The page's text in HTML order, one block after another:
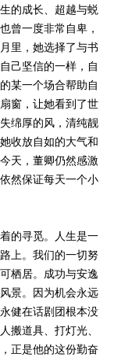
的成长、超越与蜕
曾一度非常自卑，
里，她选择了与书
己坚信的一样，自
某一个场合帮助自
窗，让她看到了世
绵厚的风，清纯靓
收放自如的大气和
天，董卿仍然感激
然保证每天一个小
的寻觅。人生是一
上。我们的一切努
栖居。成功与安逸
景。因为机会永远
健在话剧团根本没
搬道具、打灯光、
正是他的这份勤奋